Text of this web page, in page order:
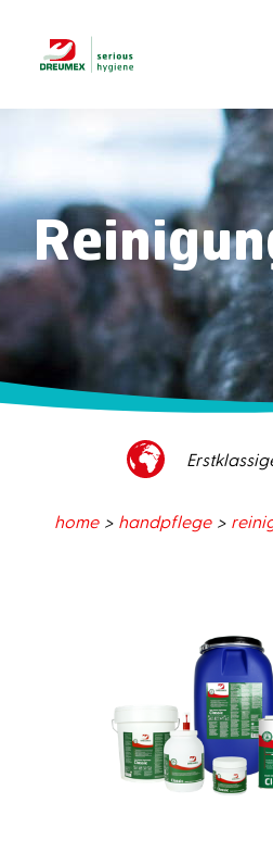
Hervorragender
home handpflege